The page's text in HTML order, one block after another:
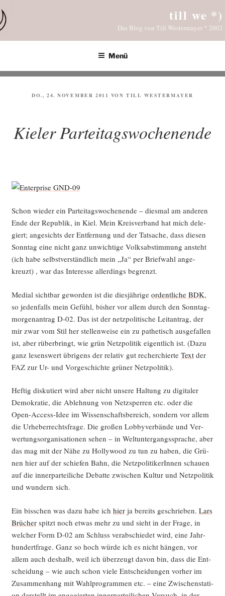
Inhalt
springen
till we *)
Das Blog von Till Westermayer * 2002
Menü
VERÖFFENTLICHT
DO., 24. NOVEMBER 2011 VON TILL WESTERMAYER
Kieler Parteitagswochenende
Schon wie­der ein Par­tei­tags­wo­chen­en­de – dies­mal am ande­ren
Ende der Repu­blik, in Kiel. Mein Kreis­ver­band hat mich dele­
giert; ange­sichts der Ent­fer­nung und der Tat­sa­che, dass die­sen
Sonn­tag eine nicht ganz unwich­ti­ge Volks­ab­stim­mung ansteht
(ich habe selbst­ver­ständ­lich mein „Ja“ per Brief­wahl ange­
kreuzt) , war das Inter­es­se aller­dings begrenzt.
Medi­al sicht­bar gewor­den ist die dies­jäh­ri­ge ordent­li­che BDK,
so jeden­falls mein Gefühl, bis­her vor allem durch den Sonn­tag­
mor­gen­an­trag D‑02. Das ist der netz­po­li­ti­sche Leit­an­trag, der
mir zwar vom Stil her stel­len­wei­se ein zu pathe­tisch aus­ge­fal­len
ist, aber rüber­bringt, wie grün Netz­po­li­tik eigent­lich ist. (Dazu
ganz lesens­wert übri­gens der rela­tiv gut recher­chier­te Textder
FAZ zur Ur- und Vor­ge­schich­te grü­ner Netzpolitik).
Hef­tig dis­ku­tiert wird aber nicht unse­re Hal­tung zu digi­ta­ler
Demo­kra­tie, die Ableh­nung von Netz­sper­ren etc. oder die
Open-Access-Idee im Wis­sen­schafts­be­reich, son­dern vor allem
die Urhe­ber­rechts­fra­ge. Die gro­ßen Lob­by­ver­bän­de und Ver­
wer­tungs­or­ga­ni­sa­tio­nen sehen – in Welt­un­ter­gangs­spra­che, aber
das mag mit der Nähe zu Hol­ly­wood zu tun zu haben, die Grü­
nen hier auf der schie­fen Bahn, die Netz­po­li­ti­ke­rIn­nen schau­en
auf die inner­par­tei­li­che Debat­te zwi­schen Kul­tur und Netz­po­li­tik
und wun­dern sich.
Ein biss­chen was dazu habe ich hierja bereits geschrie­ben. Lars
Brü­cherspitzt noch etwas mehr zu und sieht in der Fra­ge, in
wel­cher Form D‑02 am Schluss ver­ab­schie­det wird, eine Jahr­
hun­dert­fra­ge. Ganz so hoch wür­de ich es nicht hän­gen, vor
allem auch des­halb, weil ich über­zeugt davon bin, dass die Ent­
schei­dung – wie auch schon vie­le Ent­schei­dun­gen vor­her im
Zusam­men­hang mit Wahl­pro­gram­men etc. – eine Zwi­schen­sta­ti­